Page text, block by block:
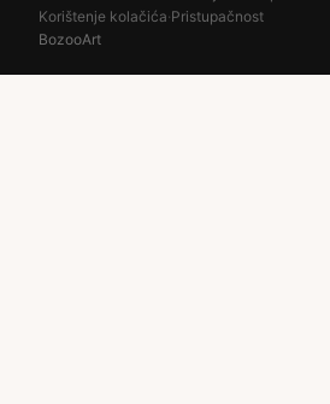
Korištenje kolačića·Pristupačnost
BozooArt